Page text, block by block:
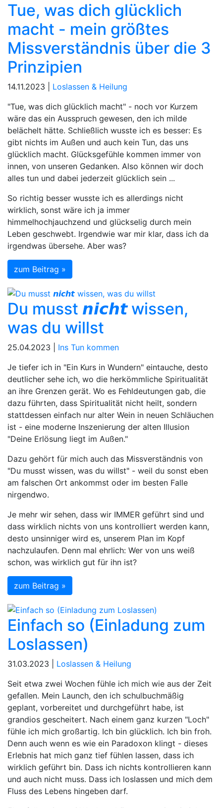
Tue, was dich glücklich
macht - mein größtes
Missverständnis über die 3
Prinzipien
14.11.2023 | Loslassen & Heilung
"Tue, was dich glücklich macht" - noch vor Kurzem
wäre das ein Ausspruch gewesen, den ich milde
belächelt hätte. Schließlich wusste ich es besser: Es
gibt nichts im Außen und auch kein Tun, das uns
glücklich macht. Glücksgefühle kommen immer von
innen, von unseren Gedanken. Also können wir doch
alles tun und dabei jederzeit glücklich sein ...
So richtig besser wusste ich es allerdings nicht
wirklich, sonst wäre ich ja immer
himmelhochjauchzend und glückselig durch mein
Leben geschwebt. Irgendwie war mir klar, dass ich da
irgendwas übersehe. Aber was?
zum Beitrag »
Du musst 𝙣𝙞𝙘𝙝𝙩 wissen,
was du willst
25.04.2023 | Ins Tun kommen
Je tiefer ich in "Ein Kurs in Wundern" eintauche, desto
deutlicher sehe ich, wo die herkömmliche Spiritualität
an ihre Grenzen gerät. Wo es Fehldeutungen gab, die
dazu führten, dass Spiritualität nicht heilt, sondern
stattdessen einfach nur alter Wein in neuen Schläuchen
ist - eine moderne Inszenierung der alten Illusion
"Deine Erlösung liegt im Außen."
Dazu gehört für mich auch das Missverständnis von
"Du musst wissen, was du willst" - weil du sonst eben
am falschen Ort ankommst oder im besten Falle
nirgendwo.
Je mehr wir sehen, dass wir IMMER geführt sind und
dass wirklich nichts von uns kontrolliert werden kann,
desto unsinniger wird es, unserem Plan im Kopf
nachzulaufen. Denn mal ehrlich: Wer von uns weiß
schon, was wirklich gut für ihn ist?
zum Beitrag »
Einfach so (Einladung zum
Loslassen)
31.03.2023 | Loslassen & Heilung
Seit etwa zwei Wochen fühle ich mich wie aus der Zeit
gefallen. Mein Launch, den ich schulbuchmäßig
geplant, vorbereitet und durchgeführt habe, ist
grandios gescheitert. Nach einem ganz kurzen "Loch"
fühle ich mich großartig. Ich bin glücklich. Ich bin froh.
Denn auch wenn es wie ein Paradoxon klingt - dieses
Erlebnis hat mich ganz tief fühlen lassen, dass ich
wirklich geführt bin. Dass ich nichts kontrollieren kann
und auch nicht muss. Dass ich loslassen und mich dem
Fluss des Lebens hingeben darf.